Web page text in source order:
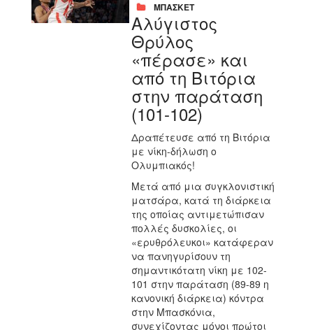
ΜΠΑΣΚΕΤ
Αλύγιστος
Θρύλος
«πέρασε» και
από τη Βιτόρια
στην παράταση
(101-102)
Δραπέτευσε από τη Βιτόρια
με νίκη-δήλωση ο
Ολυμπιακός!
Μετά από μια συγκλονιστική
ματσάρα, κατά τη διάρκεια
της οποίας αντιμετώπισαν
πολλές δυσκολίες, οι
«ερυθρόλευκοι» κατάφεραν
να πανηγυρίσουν τη
σημαντικότατη νίκη με 102-
101 στην παράταση (89-89 η
κανονική διάρκεια) κόντρα
στην Μπασκόνια,
συνεχίζοντας μόνοι πρώτοι